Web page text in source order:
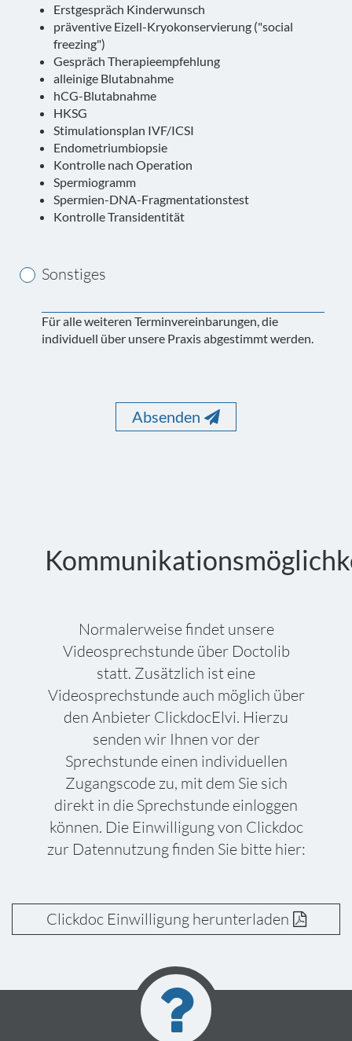
Erstgespräch Kinderwunsch
präventive Eizell-Kryokonservierung ("social
freezing")
Gespräch Therapieempfehlung
alleinige Blutabnahme
hCG-Blutabnahme
HKSG
Stimulationsplan IVF/ICSI
Endometriumbiopsie
Kontrolle nach Operation
Spermiogramm
Spermien-DNA-Fragmentationstest
Kontrolle Transidentität
Sonstiges
Für alle weiteren Terminvereinbarungen, die
individuell über unsere Praxis abgestimmt werden.
Absenden
Normalerweise findet unsere
Videosprechstunde über Doctolib
statt. Zusätzlich ist eine
Videosprechstunde auch möglich über
den Anbieter ClickdocElvi. Hierzu
senden wir Ihnen vor der
Sprechstunde einen individuellen
Zugangscode zu, mit dem Sie sich
direkt in die Sprechstunde einloggen
können. Die Einwilligung von Clickdoc
zur Datennutzung finden Sie bitte hier:
Clickdoc Einwilligung herunterladen